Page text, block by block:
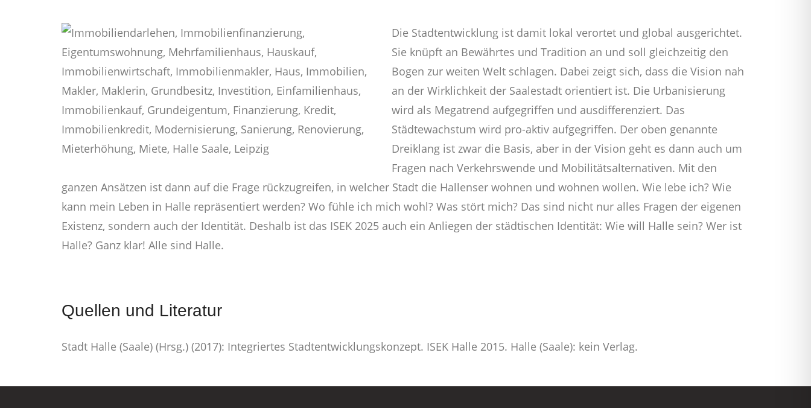
Die Stadtentwicklung ist damit lokal verortet und global ausgerichtet.
Sie knüpft an Bewährtes und Tradition an und soll gleichzeitig den
Bogen zur weiten Welt schlagen. Dabei zeigt sich, dass die Vision nah
an der Wirklichkeit der Saalestadt orientiert ist. Die Urbanisierung
wird als Megatrend aufgegriffen und ausdifferenziert. Das
Städtewachstum wird pro-aktiv aufgegriffen. Der oben genannte
Dreiklang ist zwar die Basis, aber in der Vision geht es dann auch um
Fragen nach Verkehrswende und Mobilitätsalternativen. Mit den
ganzen Ansätzen ist dann auf die Frage rückzugreifen, in welcher Stadt die Hallenser wohnen und wohnen wollen. Wie lebe ich? Wie
kann mein Leben in Halle repräsentiert werden? Wo fühle ich mich wohl? Was stört mich? Das sind nicht nur alles Fragen der eigenen
Existenz, sondern auch der Identität. Deshalb ist das ISEK 2025 auch ein Anliegen der städtischen Identität: Wie will Halle sein? Wer ist
Halle? Ganz klar! Alle sind Halle.
Quellen und Literatur
Stadt Halle (Saale) (Hrsg.) (2017): Integriertes Stadtentwicklungskonzept. ISEK Halle 2015. Halle (Saale): kein Verlag.